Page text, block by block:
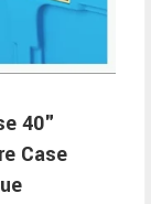
40"
Case